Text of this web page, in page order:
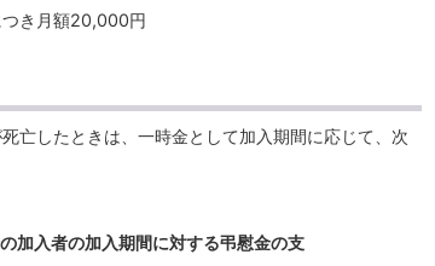
つき月額20,000円
亡したときは、一時金として加入期間に応じて、次
加入者の加入期間に対する弔慰金の支